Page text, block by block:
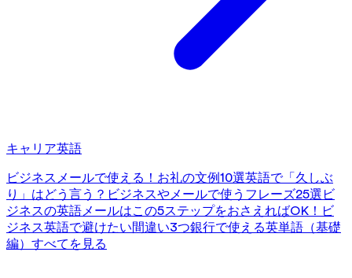
キャリア英語
ビジネスメールで使える！お礼の文例10選英語で「久しぶ
り」はどう言う？ビジネスやメールで使うフレーズ25選 ビ
ジネスの英語メールはこの5ステップをおさえればOK！ ビ
ジネス英語で避けたい間違い3つ銀行で使える英単語（基礎
編） すべてを見る